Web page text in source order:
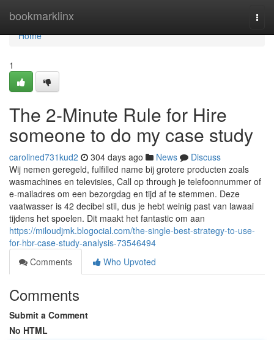
bookmarklinx
Home
Home
1
The 2-Minute Rule for Hire
someone to do my case study
carolined731kud2 304 days ago News
Discuss
Wij nemen geregeld, fulfilled name bij grotere producten zoals
wasmachines en televisies, Call op through je telefoonnummer of
e-mailadres om een bezorgdag en tijd af te stemmen. Deze
vaatwasser is 42 decibel stil, dus je hebt weinig past van lawaai
tijdens het spoelen. Dit maakt het fantastic om aan
https://miloudjmk.blogocial.com/the-single-best-strategy-to-use-
for-hbr-case-study-analysis-73546494
Comments
Who Upvoted
Comments
Submit a Comment
No HTML